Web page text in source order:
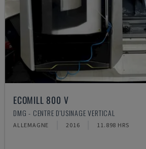
ECOMILL 800 V
DMG - CENTRE D'USINAGE VERTICAL
ALLEMAGNE 2016 11.898 HRS